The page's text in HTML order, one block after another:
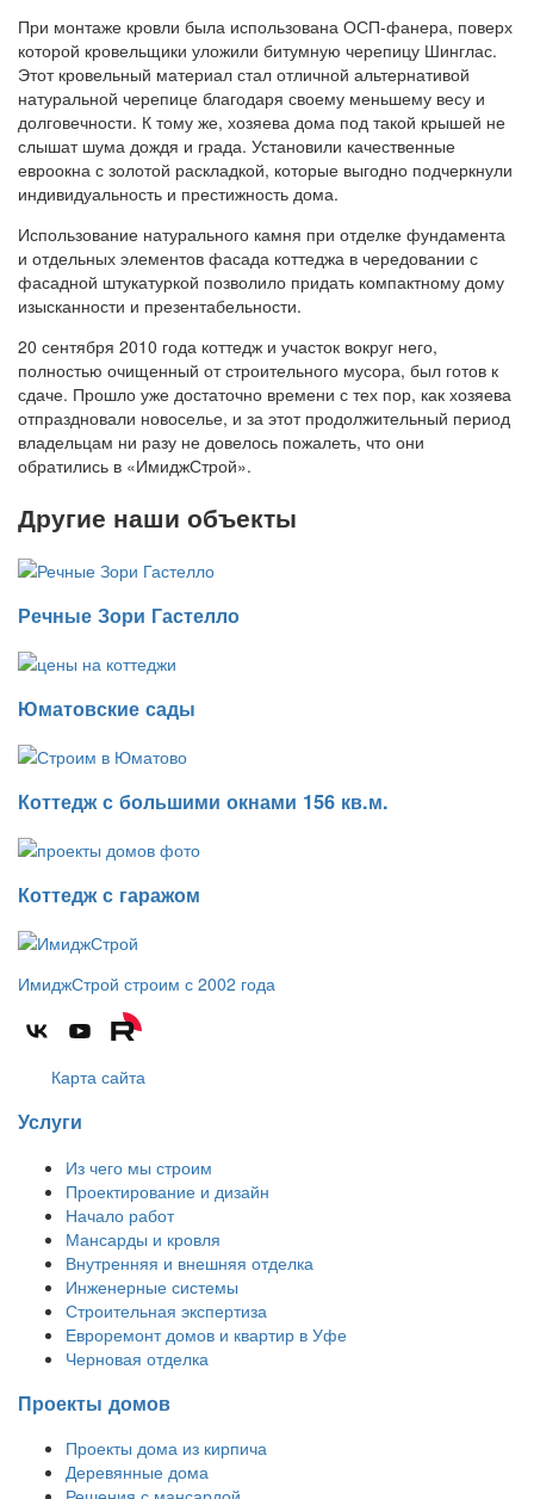
При монтаже кровли была использована ОСП-фанера, поверх
которой кровельщики уложили битумную черепицу Шинглас.
Этот кровельный материал стал отличной альтернативой
натуральной черепице благодаря своему меньшему весу и
долговечности. К тому же, хозяева дома под такой крышей не
слышат шума дождя и града. Установили качественные
евроокна с золотой раскладкой, которые выгодно подчеркнули
индивидуальность и престижность дома.
Использование натурального камня при отделке фундамента
и отдельных элементов фасада коттеджа в чередовании с
фасадной штукатуркой позволило придать компактному дому
изысканности и презентабельности.
20 сентября 2010 года коттедж и участок вокруг него,
полностью очищенный от строительного мусора, был готов к
сдаче. Прошло уже достаточно времени с тех пор, как хозяева
отпраздновали новоселье, и за этот продолжительный период
владельцам ни разу не довелось пожалеть, что они
обратились в «ИмиджСтрой».
Другие наши объекты
Речные Зори Гастелло
Юматовские сады
Коттедж с большими окнами 156 кв.м.
Коттедж с гаражом
ИмиджСтрой строим с 2002 года
Карта сайта
Услуги
Из чего мы строим
Проектирование и дизайн
Начало работ
Мансарды и кровля
Внутренняя и внешняя отделка
Инженерные системы
Строительная экспертиза
Евроремонт домов и квартир в Уфе
Черновая отделка
Проекты домов
Проекты дома из кирпича
Деревянные дома